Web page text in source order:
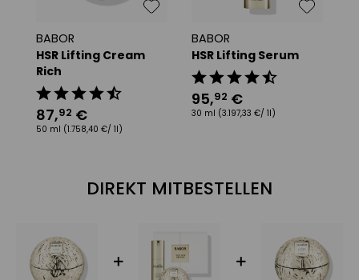
BABOR
HSR Lifting Cream
Rich
87,92 €
50 ml (1.758,40 €/ 1l)
BABOR
HSR Lifting Serum
95,92 €
30 ml (3.197,33 €/ 1l)
DIREKT MITBESTELLEN